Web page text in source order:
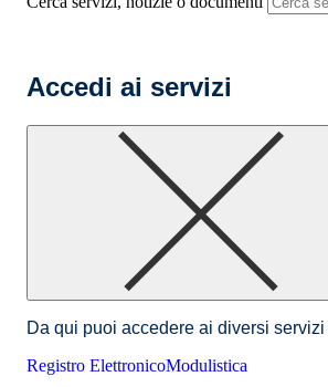
Accedi ai servizi
Da qui puoi accedere ai diversi
Registro ElettronicoModulistica